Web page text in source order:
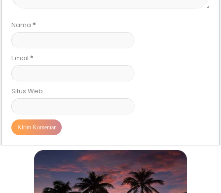
Nama *
Email *
Situs Web